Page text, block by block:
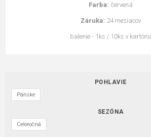
Farba: červená
Záruka: 24 mesiacov
balenie - 1ks / 10ks v kartónu
POHLAVIE
Pánske
SEZÓNA
Celoročná